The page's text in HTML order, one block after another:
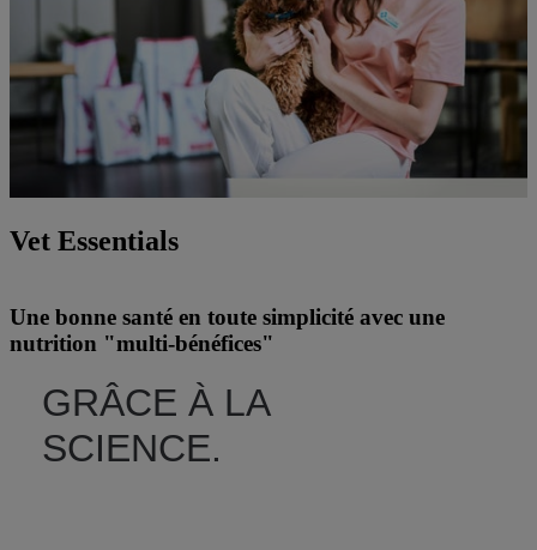
Vet Essentials
Une bonne santé en toute simplicité avec une
nutrition "multi-bénéfices"
GRÂCE À LA
SCIENCE.